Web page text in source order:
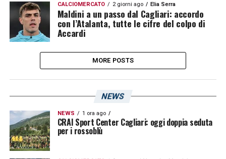
CALCIOMERCATO 2 giorni ago Elia Serra
Maldini a un passo dal Cagliari: accordo
con l’Atalanta, tutte le cifre del colpo di
Accardi
MORE POSTS
NEWS
NEWS 1 ora ago
CRAI Sport Center Cagliari: oggi doppia seduta
per i rossoblù